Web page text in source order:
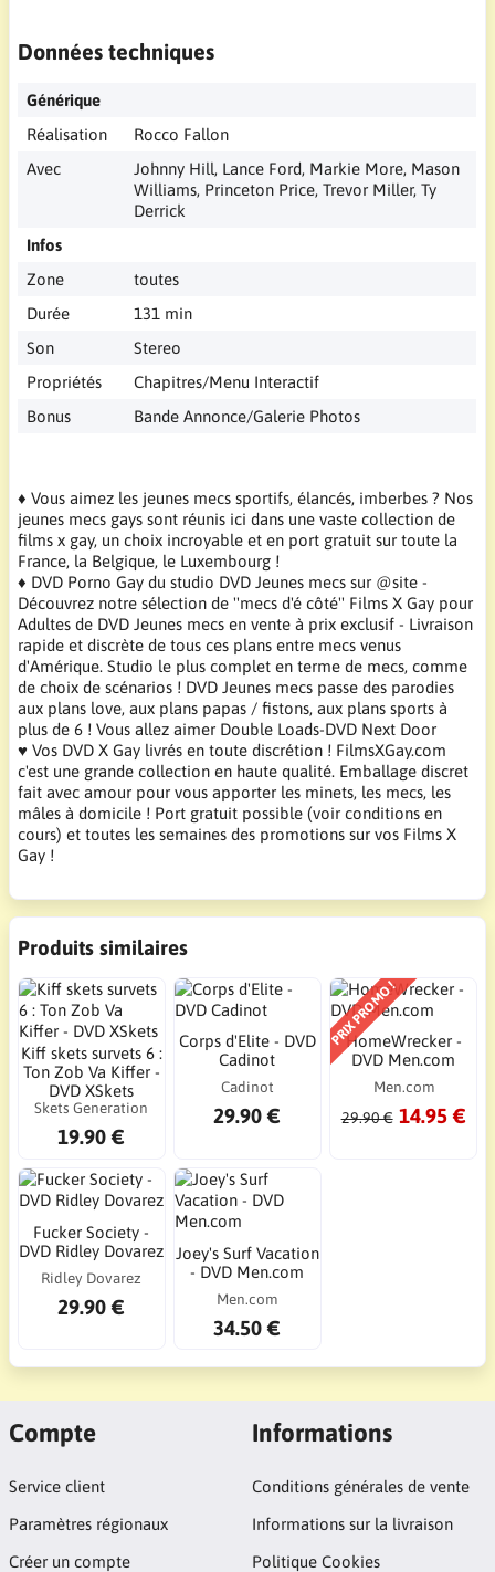
Données techniques
Générique
Réalisation
Rocco Fallon
Avec
Johnny Hill, Lance Ford, Markie More, Mason
Williams, Princeton Price, Trevor Miller, Ty
Derrick
Infos
Zone
toutes
Durée
131 min
Son
Stereo
Propriétés
Chapitres/Menu Interactif
Bonus
Bande Annonce/Galerie Photos
♦ Vous aimez les jeunes mecs sportifs, élancés, imberbes ? Nos
jeunes mecs gays sont réunis ici dans une vaste collection de
films x gay, un choix incroyable et en port gratuit sur toute la
France, la Belgique, le Luxembourg !
♦ DVD Porno Gay du studio DVD Jeunes mecs sur @site -
Découvrez notre sélection de ''mecs d'é côté'' Films X Gay pour
Adultes de DVD Jeunes mecs en vente à prix exclusif - Livraison
rapide et discrète de tous ces plans entre mecs venus
d'Amérique. Studio le plus complet en terme de mecs, comme
de choix de scénarios ! DVD Jeunes mecs passe des parodies
aux plans love, aux plans papas / fistons, aux plans sports à
plus de 6 ! Vous allez aimer Double Loads-DVD Next Door
♥ Vos DVD X Gay livrés en toute discrétion ! FilmsXGay.com
c'est une grande collection en haute qualité. Emballage discret
fait avec amour pour vous apporter les minets, les mecs, les
mâles à domicile ! Port gratuit possible (voir conditions en
cours) et toutes les semaines des promotions sur vos Films X
Gay !
Produits similaires
Kiff skets survets 6 :
Ton Zob Va Kiffer -
DVD XSkets
Skets Generation
19.90 €
Corps d'Elite - DVD
Cadinot
Cadinot
29.90 €
PRIX PROMO !
HomeWrecker -
DVD Men.com
Men.com
29.90 € 14.95 €
Fucker Society -
DVD Ridley Dovarez
Ridley Dovarez
29.90 €
Joey's Surf Vacation
- DVD Men.com
Men.com
34.50 €
Compte
Service client
Paramètres régionaux
Créer un compte
Informations
Conditions générales de vente
Informations sur la livraison
Politique Cookies